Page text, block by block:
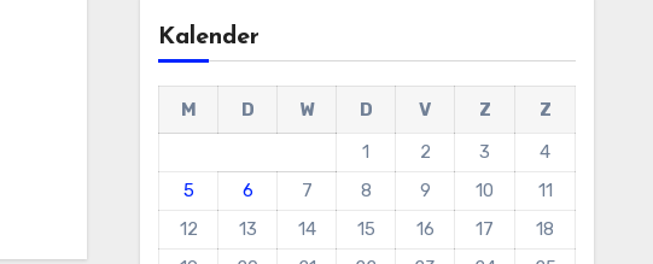
Kalender
M D W D V Z
Z
1
2 3
4
5
6 7 8 9 10
11
12
13 14 15 16 17
18